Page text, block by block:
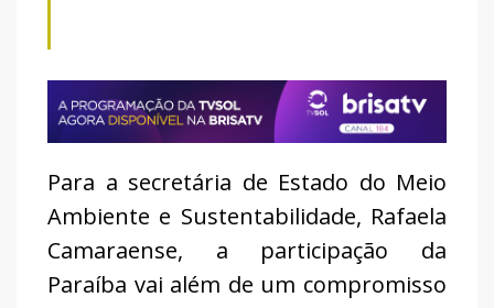
Para a secretária de Estado do Meio
Ambiente e Sustentabilidade, Rafaela
Camaraense, a participação da
Paraíba vai além de um compromisso